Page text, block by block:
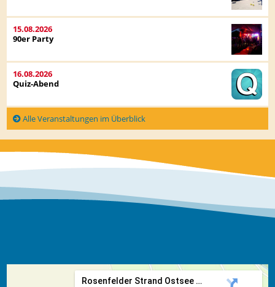
15.08.2026
90er Party
16.08.2026
Quiz-Abend
Alle Veranstaltungen im Überblick
Rosenfelder Strand Ostsee Ca...